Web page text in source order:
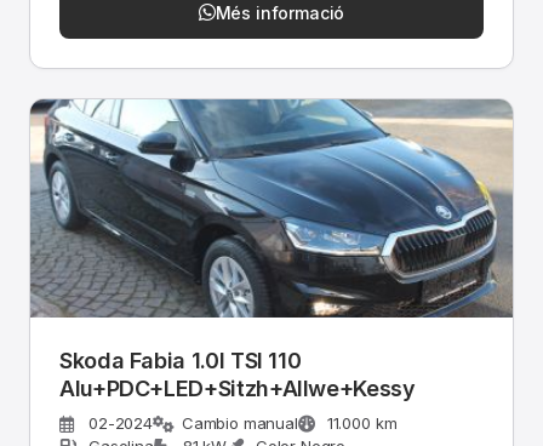
Més informació
Skoda Fabia 1.0l TSI 110
Alu+PDC+LED+Sitzh+Allwe+Kessy
02-2024 Cambio manual
11.000 km